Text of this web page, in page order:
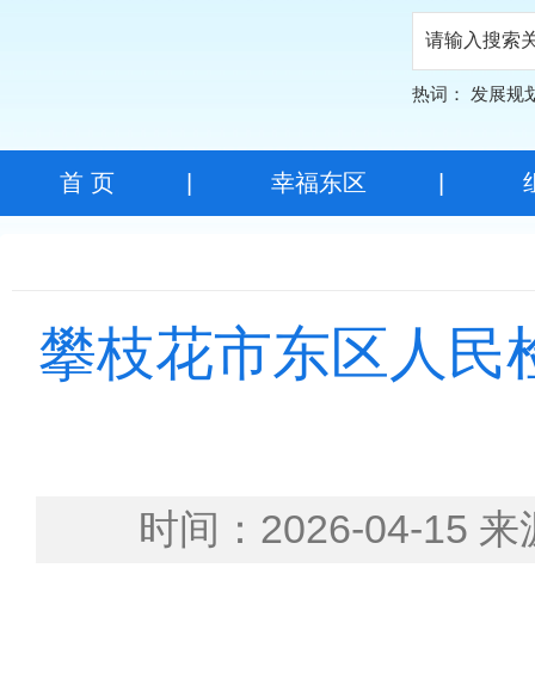
热词： 发展规
首 页| 幸福东区
攀枝花市东区人民
时间：2026-04-15